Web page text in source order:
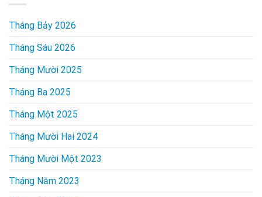
Tháng Bảy 2026
Tháng Sáu 2026
Tháng Mười 2025
Tháng Ba 2025
Tháng Một 2025
Tháng Mười Hai 2024
Tháng Mười Một 2023
Tháng Năm 2023